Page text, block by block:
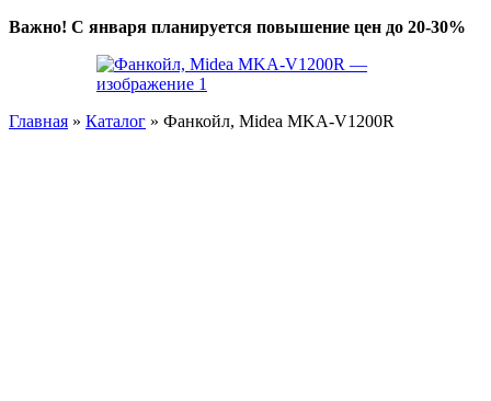
Важно! С января планируется повышение цен до 20-30%
Главная » Каталог » Фанкойл, Midea MKA-V1200R